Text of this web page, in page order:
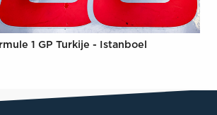
1 GP Turkije - Istanboel